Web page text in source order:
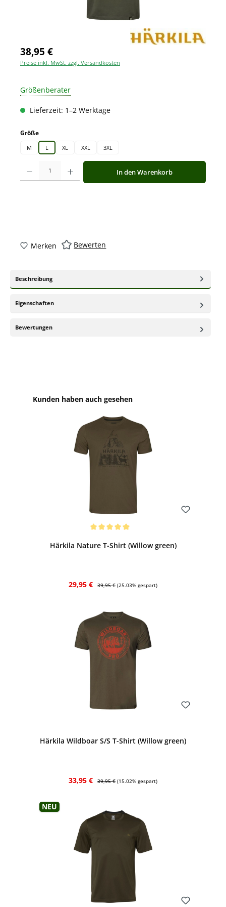
38,95 €
Preise inkl. MwSt. zzgl. Versandkosten
Größenberater
Lieferzeit: 1–2 Werktage
Größeauswählen
M L XL XXL 3XL
Produkt Anzahl: Gib den gewünschten Wert ein oder benutze die
In den Warenkorb
Merken Bewerten
Beschreibung
Eigenschaften
Bewertungen
Produktgalerie überspringen
Kunden haben auch gesehen
Härkila Nature T-Shirt (Willow green)
Verkaufspreis:
29,95 € Regulärer Preis:
39,95 € (25.03% gespart)
Härkila Wildboar S/S T-Shirt (Willow green)
Verkaufspreis:
33,95 € 39,95 € (15.02% gespart)
Neu